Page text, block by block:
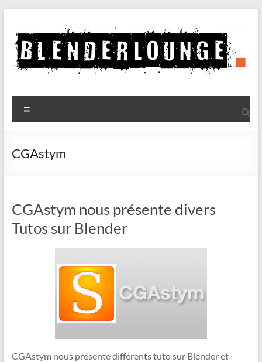
contenu
Blenderlounge
Le
de
CGAstym
CGAstym nous présente divers
Tutos sur Blender
CGAstym nous présente différents tuto sur Blender et